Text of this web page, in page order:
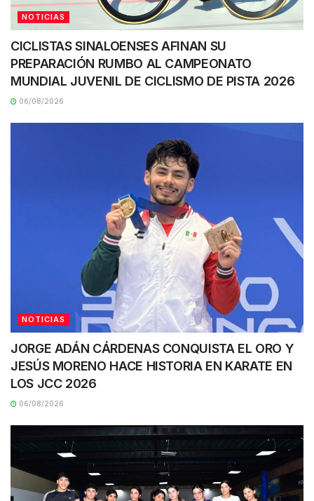
NOTICIAS
CICLISTAS SINALOENSES AFINAN SU
PREPARACIÓN RUMBO AL CAMPEONATO
MUNDIAL JUVENIL DE CICLISMO DE PISTA 2026
06/08/2026
NOTICIAS
JORGE ADÁN CÁRDENAS CONQUISTA EL ORO Y
JESÚS MORENO HACE HISTORIA EN KARATE EN
LOS JCC 2026
06/08/2026